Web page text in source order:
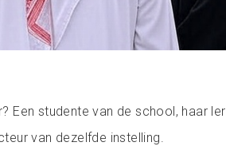
Een studente van de school, haar
van dezelfde instelling.